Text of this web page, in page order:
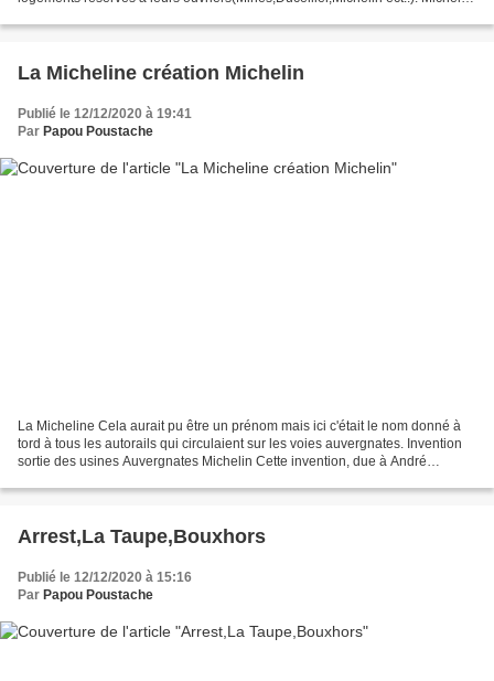
La Micheline création Michelin
Publié le 12/12/2020 à 19:41
Par Papou Poustache
La Micheline Cela aurait pu être un prénom mais ici c'était le nom donné à
tord à tous les autorails qui circulaient sur les voies auvergnates. Invention
sortie des usines Auvergnates Michelin Cette invention, due à André
Arrest,La Taupe,Bouxhors
Publié le 12/12/2020 à 15:16
Par Papou Poustache